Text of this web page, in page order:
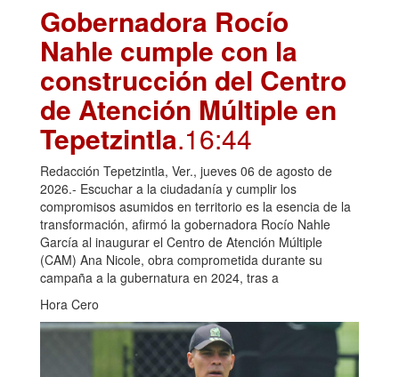
Gobernadora Rocío
Nahle cumple con la
construcción del Centro
de Atención Múltiple en
Tepetzintla.16:44
Redacción Tepetzintla, Ver., jueves 06 de agosto de
2026.- Escuchar a la ciudadanía y cumplir los
compromisos asumidos en territorio es la esencia de la
transformación, afirmó la gobernadora Rocío Nahle
García al inaugurar el Centro de Atención Múltiple
(CAM) Ana Nicole, obra comprometida durante su
campaña a la gubernatura en 2024, tras a
Hora Cero